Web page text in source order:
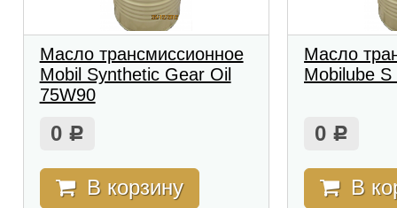
Масло трансмиссионное
Mobil Synthetic Gear Oil
75W90
0 Р
В корзину
Масло
Mobilube
0 Р
В